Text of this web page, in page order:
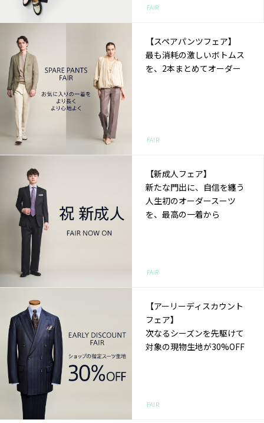
FAIR
【スペアパンツフェア】
最も消耗の激しいボトムス
を、2本まとめてオーダー
FAIR
【新成人フェア】
新たな門出に、自信を纏う
人生初のオーダースーツ
を、最高の一着から
FAIR
【アーリーディスカウント
フェア】
次なるシーズンを先駆けて
対象の現物生地が30%OFF
FAIR